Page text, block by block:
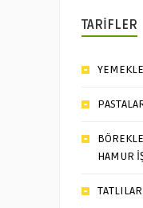
TARİFLER
HAMUR
TATLILAR